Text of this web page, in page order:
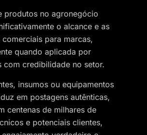
produtos no agronegócio
o alcance e as
para marcas,
quando aplicada por
com credibilidade no setor.
insumos ou equipamentos
em postagens autênticas,
centenas de milhares de
e potenciais clientes,